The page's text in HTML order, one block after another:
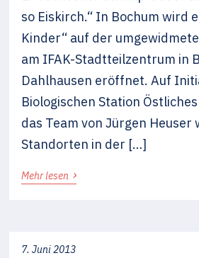
so Eiskirch.“ In Bochum wird
Kinder“ auf der
am IFAK-Stadtteilzentrum in
Dahlhausen eröffnet. Auf
Biologischen Station
das Team von Jürgen Heuser
Standorten in der […]
Mehr lesen ›
7. Juni 2013